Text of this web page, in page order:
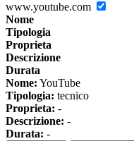
www.youtube.com
Nome
Tipologia
Proprieta
Descrizione
Durata
Nome: YouTube
Tipologia: tecnico
Proprieta: -
Descrizione: -
Durata: -